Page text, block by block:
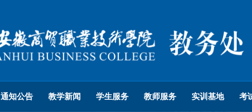
通知公告 教学新闻 学生服务 教师服务 实训基地 考